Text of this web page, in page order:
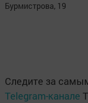
Бурмистрова, 19
Следите за
Telegram-канале